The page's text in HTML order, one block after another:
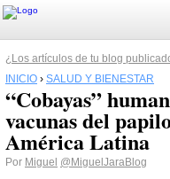
¿Los artículos de tu blog
INICIO › SALUD Y BIENESTAR
“Cobayas”
vacunas del
América Latina
Por Miguel @MiguelJaraBlog